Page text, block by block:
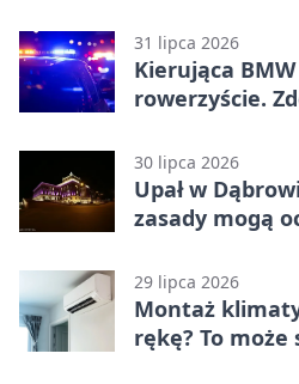
31 lipca 2026
Kierująca
rowerzyście.
30 lipca 2026
Upał w
zasady mogą
29 lipca 2026
Montaż
rękę? To może